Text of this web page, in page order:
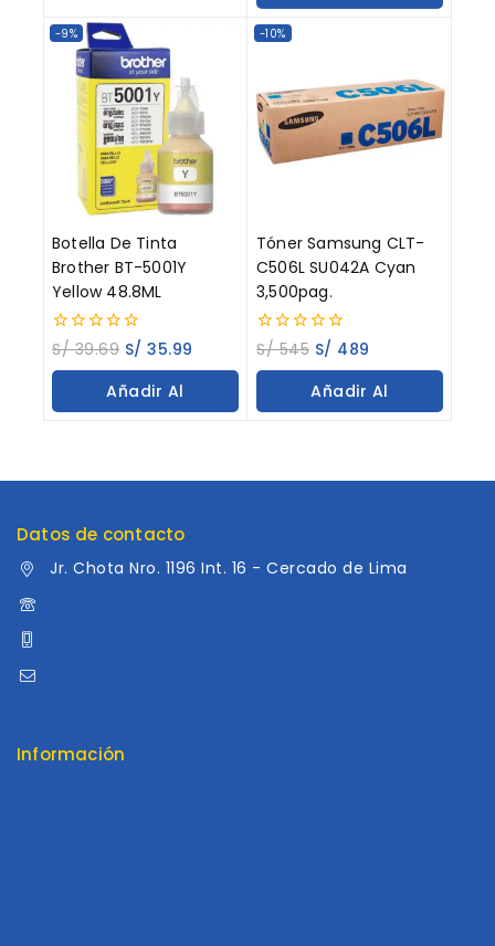
-9%
Botella De Tinta
Brother BT-5001Y
Yellow 48.8ML
0
out
of
S/39.69 S/ 35.99
Añadir Al
-10%
Tóner Samsung CLT-
C506L SU042A Cyan
3,500pag.
0
out
of
S/545 S/ 489
Añadir Al
Datos de contacto
Jr. Chota Nro. 1196 Int. 16 - Cercado de Lima
Información